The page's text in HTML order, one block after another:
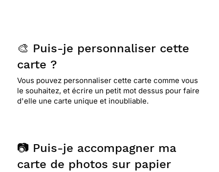
🎨 Puis-je personnaliser cette
carte ?
Vous pouvez personnaliser cette carte comme vous
le souhaitez, et écrire un petit mot dessus pour faire
d'elle une carte unique et inoubliable.
📷 Puis-je accompagner ma
carte de photos sur papier